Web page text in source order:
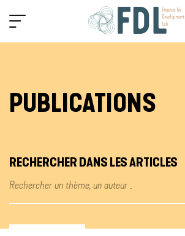
PUBLICATIONS
RECHERCHER DANS LES ARTICLES